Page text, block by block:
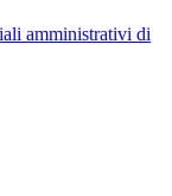
amministrativi di